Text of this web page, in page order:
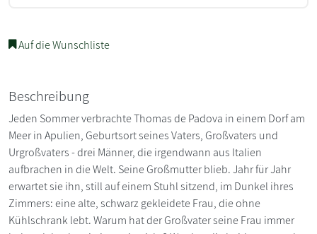
Auf die Wunschliste
Beschreibung
Jeden Sommer verbrachte Thomas de Padova in einem Dorf am
Meer in Apulien, Geburtsort seines Vaters, Großvaters und
Urgroßvaters - drei Männer, die irgendwann aus Italien
aufbrachen in die Welt. Seine Großmutter blieb. Jahr für Jahr
erwartet sie ihn, still auf einem Stuhl sitzend, im Dunkel ihres
Zimmers: eine alte, schwarz gekleidete Frau, die ohne
Kühlschrank lebt. Warum hat der Großvater seine Frau immer